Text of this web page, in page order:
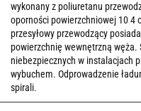
wykonany z poliuretanu
oporności powierzchniowej 10 4
przesyłowy przewodzący
powierzchnię wewnętrzną węża.
niebezpiecznych w instalacjach
wybuchem. Odprowadzenie
spirali.